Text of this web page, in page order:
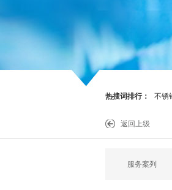
热搜词排行： 不锈
返回上级
服务案列